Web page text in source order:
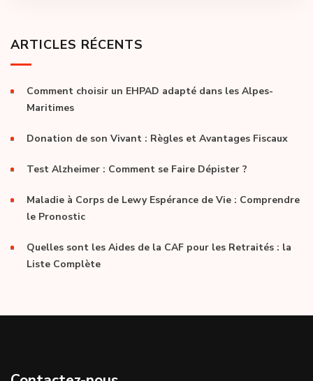
ARTICLES RÉCENTS
Comment choisir un EHPAD adapté dans les Alpes-
Maritimes
Donation de son Vivant : Règles et Avantages Fiscaux
Test Alzheimer : Comment se Faire Dépister ?
Maladie à Corps de Lewy Espérance de Vie : Comprendre
le Pronostic
Quelles sont les Aides de la CAF pour les Retraités : la
Liste Complète